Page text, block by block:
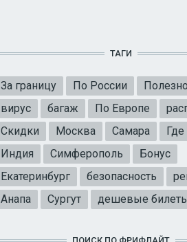
ТАГИ
За границу По России
вирус
багаж По Европе
Скидки
Москва Самара
Где
Индия
Симферополь
Бонус
Екатеринбург
безопасность
Анапа
Сургут дешевые